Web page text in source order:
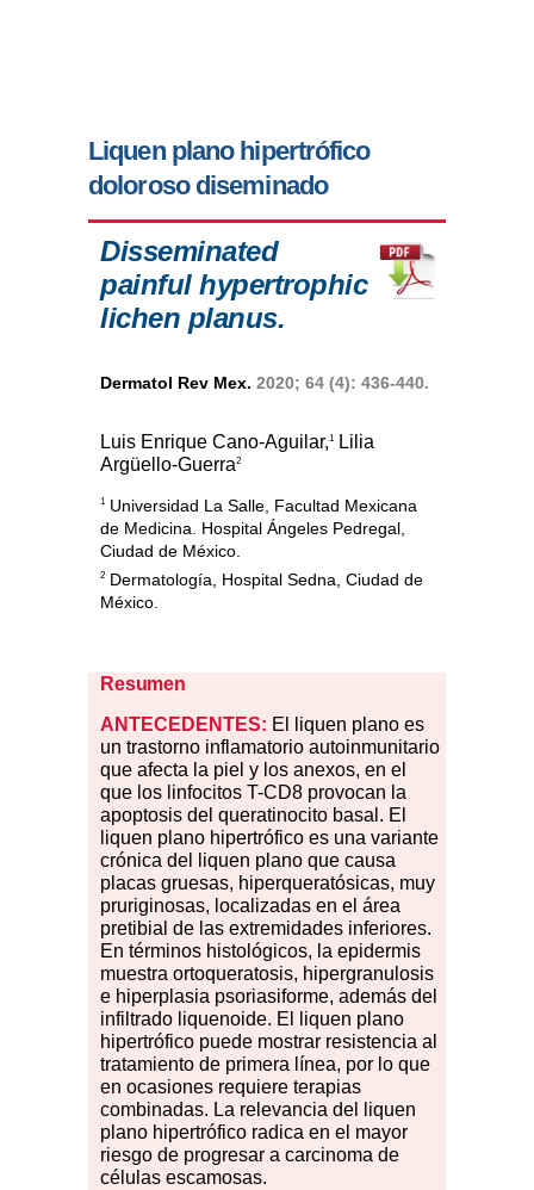
Liquen plano hipertrófico
doloroso diseminado
Disseminated
painful hypertrophic
lichen planus.
Dermatol Rev Mex. 2020; 64 (4): 436-440.
Luis Enrique Cano-Aguilar,1
Lilia
Argüello-Guerra2
1
Universidad La Salle, Facultad Mexicana
de Medicina. Hospital Ángeles Pedregal,
Ciudad de México.
2 Dermatología, Hospital Sedna, Ciudad de
México.
Resumen
ANTECEDENTES: El liquen plano es
un trastorno inflamatorio autoinmunitario
que afecta la piel y los anexos, en el
que los linfocitos T-CD8 provocan la
apoptosis del queratinocito basal. El
liquen plano hipertrófico es una variante
crónica del liquen plano que causa
placas gruesas, hiperqueratósicas, muy
pruriginosas, localizadas en el área
pretibial de las extremidades inferiores.
En términos histológicos, la epidermis
muestra ortoqueratosis, hipergranulosis
e hiperplasia psoriasiforme, además del
infiltrado liquenoide. El liquen plano
hipertrófico puede mostrar resistencia al
tratamiento de primera línea, por lo que
en ocasiones requiere terapias
combinadas. La relevancia del liquen
plano hipertrófico radica en el mayor
riesgo de progresar a carcinoma de
células escamosas.